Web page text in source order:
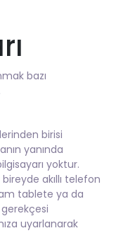
bazı
birisi
yanında
yoktur.
akıllı telefon
tablete ya da
gerekçesi
uyarlanarak